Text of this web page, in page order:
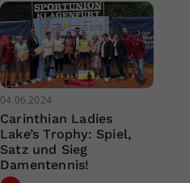
04.06.2024
Carinthian Ladies
Lake’s Trophy: Spiel,
Satz und Sieg
Damentennis!